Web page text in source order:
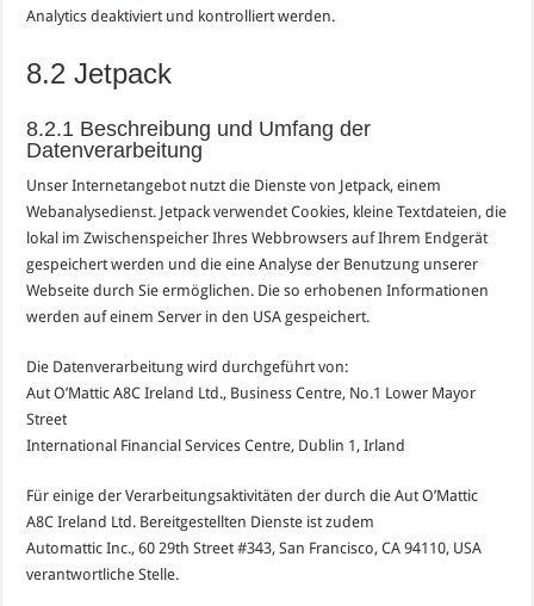
Analytics deaktiviert und kontrolliert werden.
8.2 Jetpack
8.2.1 Beschreibung und Umfang der
Datenverarbeitung
Unser Internetangebot nutzt die Dienste von Jetpack, einem
Webanalysedienst. Jetpack verwendet Cookies, kleine Textdateien, die
lokal im Zwischenspeicher Ihres Webbrowsers auf Ihrem Endgerät
gespeichert werden und die eine Analyse der Benutzung unserer
Webseite durch Sie ermöglichen. Die so erhobenen Informationen
werden auf einem Server in den USA gespeichert.
Die Datenverarbeitung wird durchgeführt von:
Aut O’Mattic A8C Ireland Ltd., Business Centre, No.1 Lower Mayor
Street
International Financial Services Centre, Dublin 1, Irland
Für einige der Verarbeitungsaktivitäten der durch die Aut O’Mattic
A8C Ireland Ltd. Bereitgestellten Dienste ist zudem
Automattic Inc., 60 29th Street #343, San Francisco, CA 94110, USA
verantwortliche Stelle.